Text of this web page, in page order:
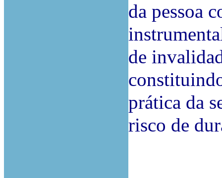
da pessoa
de
prática da
risco de